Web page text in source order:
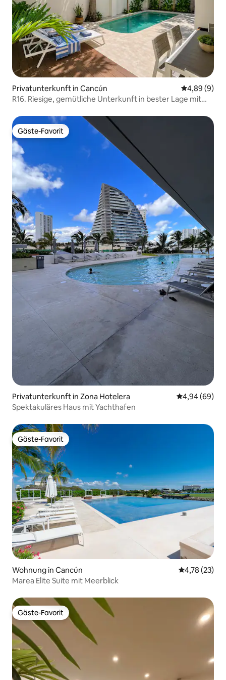
Privatunterkunft in Cancún
4,89 (9)
R16. Riesige, gemütliche Unterkunft in bester Lage mit
Gäste-Favorit
Gäste-Favorit
Privatunterkunft in Zona Hotelera
4,94 (69)
Spektakuläres Haus mit Yachthafen
Gäste-Favorit
Gäste-Favorit
Wohnung in Cancún
4,78 (23)
Marea Elite Suite mit Meerblick
Gäste-Favorit
Gäste-Favorit